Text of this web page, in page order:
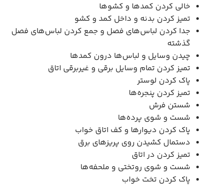
خالی کردن کمدها و کشوها
تمیز کردن بدنه و داخل کمد و کشو
جدا کردن لباس‌های فصل و جمع کردن لباس‌های فصل
گذشته
چیدن وسایل و لباس‌ها درون کمدها
تمیز کردن تمام وسایل برقی و غیربرقی اتاق
پاک کردن لوستر
تمیز کردن پنجره‌ها
شستن فرش
شست و شوی پرده‌ها
پاک کردن دیوارها و کف اتاق خواب
دستمال کشیدن روی پریزهای برق
تمیز کردن در اتاق
شست و شوی روتختی و ملحفه‌ها
پاک کردن تخت خواب